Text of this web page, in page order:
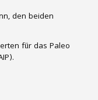
für das Paleo